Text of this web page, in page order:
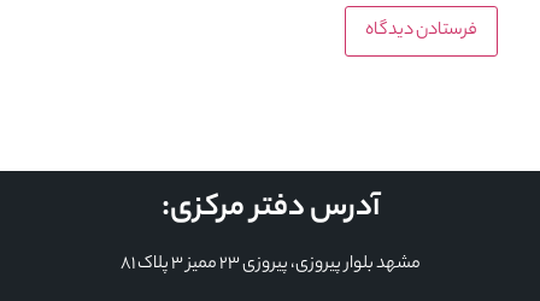
آدرس دفتر مرکزی:
مشهد بلوار پیروزی، پیروزی 23 ممیز 3 پلاک 81